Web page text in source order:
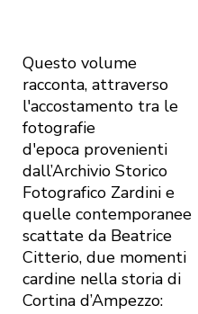
Questo volume
racconta, attraverso
l'accostamento tra le
fotografie
d'epoca provenienti
dall’Archivio Storico
Fotografico Zardini e
quelle contemporanee
scattate da Beatrice
Citterio, due momenti
cardine nella storia di
Cortina d’Ampezzo: